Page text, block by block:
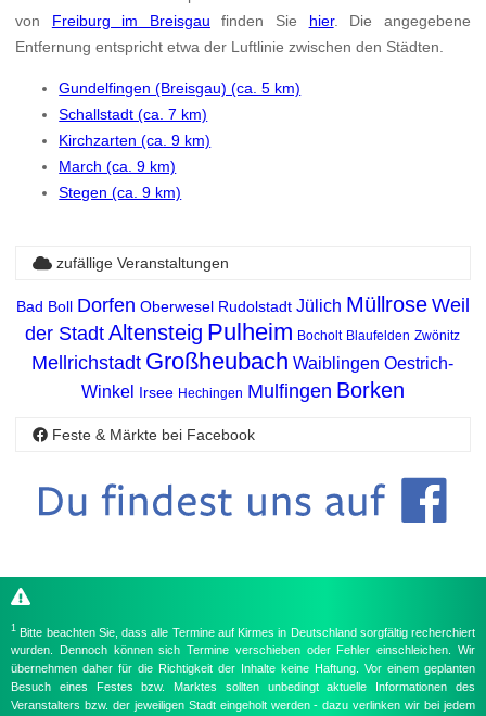
von Freiburg im Breisgau finden Sie hier. Die angegebene
Entfernung entspricht etwa der Luftlinie zwischen den Städten.
Gundelfingen (Breisgau) (ca. 5 km)
Schallstadt (ca. 7 km)
Kirchzarten (ca. 9 km)
March (ca. 9 km)
Stegen (ca. 9 km)
zufällige Veranstaltungen
Bad Boll Dorfen Oberwesel Rudolstadt Jülich Müllrose Weil
der Stadt Altensteig Pulheim Bocholt Blaufelden Zwönitz
Mellrichstadt Großheubach Waiblingen Oestrich-
Winkel Irsee Hechingen Mulfingen Borken
Feste & Märkte bei Facebook
1 Bitte beachten Sie, dass alle Termine auf Kirmes in Deutschland sorgfältig recherchiert
wurden. Dennoch können sich Termine verschieben oder Fehler einschleichen. Wir
übernehmen daher für die Richtigkeit der Inhalte keine Haftung. Vor einem geplanten
Besuch eines Festes bzw. Marktes sollten unbedingt aktuelle Informationen des
Veranstalters bzw. der jeweiligen Stadt eingeholt werden - dazu verlinken wir bei jedem